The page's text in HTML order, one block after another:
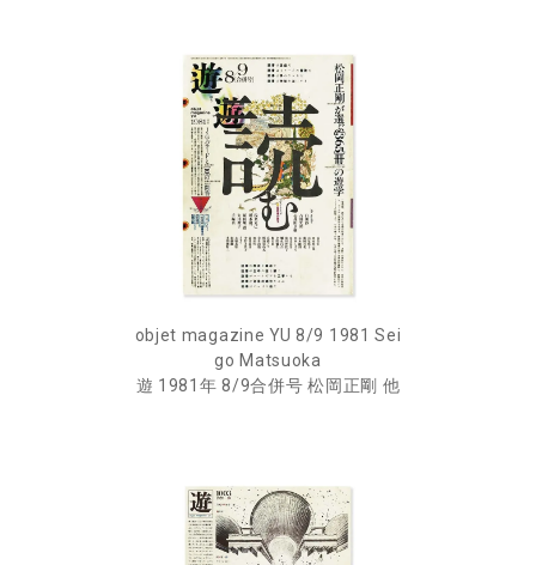
objet magazine YU 8/9 1981 Sei
go Matsuoka
遊 1981年 8/9合併号 松岡正剛 他